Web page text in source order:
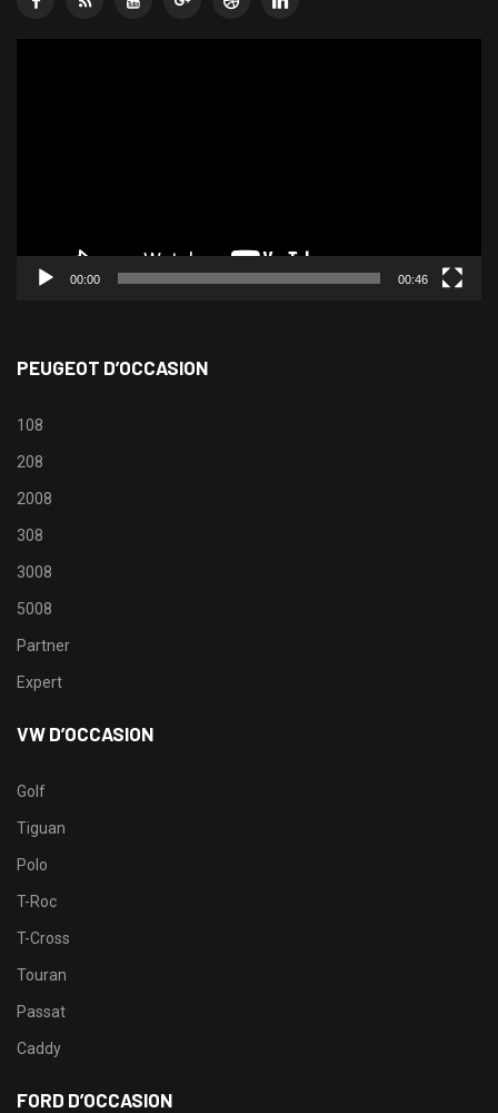
00:00 00:46
PEUGEOT D’OCCASION
108
208
2008
308
3008
5008
Partner
Expert
VW D’OCCASION
Golf
Tiguan
Polo
T-Roc
T-Cross
Touran
Passat
Caddy
FORD D’OCCASION